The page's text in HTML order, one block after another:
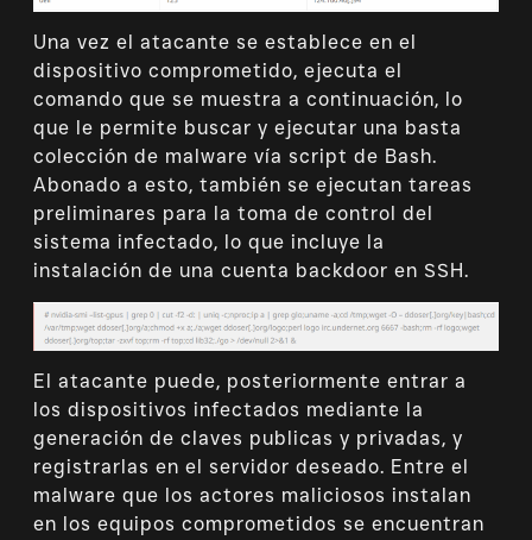
Una vez el atacante se establece en el
dispositivo comprometido, ejecuta el
comando que se muestra a continuación, lo
que le permite buscar y ejecutar una basta
colección de malware vía script de Bash.
Abonado a esto, también se ejecutan tareas
preliminares para la toma de control del
sistema infectado, lo que incluye la
instalación de una cuenta backdoor en SSH.
El atacante puede, posteriormente entrar a
los dispositivos infectados mediante la
generación de claves publicas y privadas, y
registrarlas en el servidor deseado. Entre el
malware que los actores maliciosos instalan
en los equipos comprometidos se encuentran